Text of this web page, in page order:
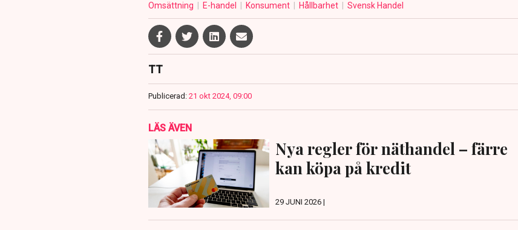
Omsättning E-handel Konsument Hållbarhet Svensk Handel
TT
Publicerad: 21 okt 2024, 09:00
LÄS ÄVEN
Nya regler för näthandel – färre
kan köpa på kredit
29 JUNI 2026 |